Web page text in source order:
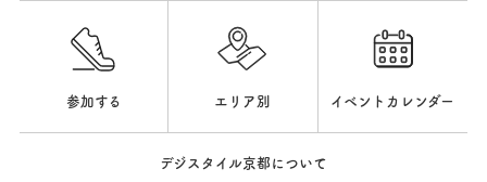
参加する エリア別 イベントカレンダー
デジスタイル京都について